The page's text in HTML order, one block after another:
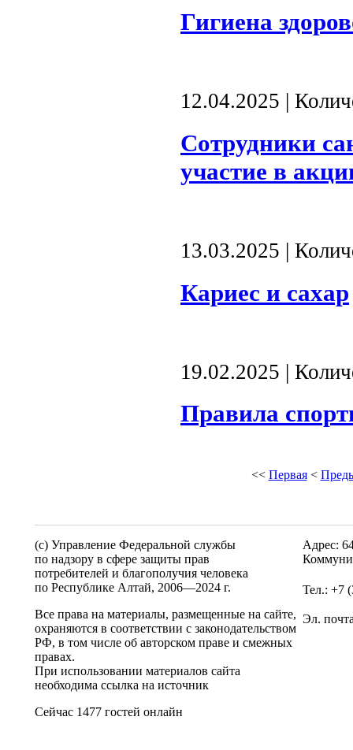
Гигиена
12.04.2025 |
Сотрудники
участие в
13.03.2025 |
Кариес и сахар
19.02.2025 |
Правила
<< Первая<
(c) Управление Федеральной службы
по надзору в сфере защиты прав
потребителей и благополучия человека
по Республике Алтай, 2006—2024 г.
Все права на материалы, размещенные на сайте,
охраняются в соответствии с законодательством
РФ, в том числе об авторском праве и смежных
правах.
При использовании материалов сайта
необходима ссылка на источник
Сейчас 1477 гостей онлайн
Адрес:
Тел.: +7
Эл.